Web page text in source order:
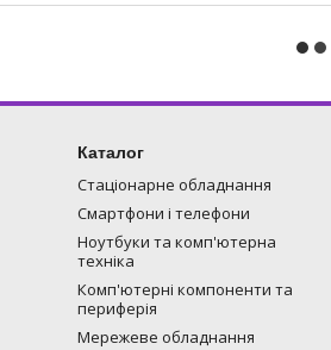
Каталог
Стаціонарне обладнання
Смартфони і телефони
Ноутбуки та комп'ютерна
техніка
Комп'ютерні компоненти та
периферія
Мережеве обладнання